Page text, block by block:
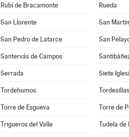
Rubí de Bracamonte Rueda
San Llorente San
San Pedro de Latarce San
Santervás de Campos
Serrada Siete
Tordehumos Tordesillas
Torre de Esgueva Torre de
Trigueros del Valle Tudela de